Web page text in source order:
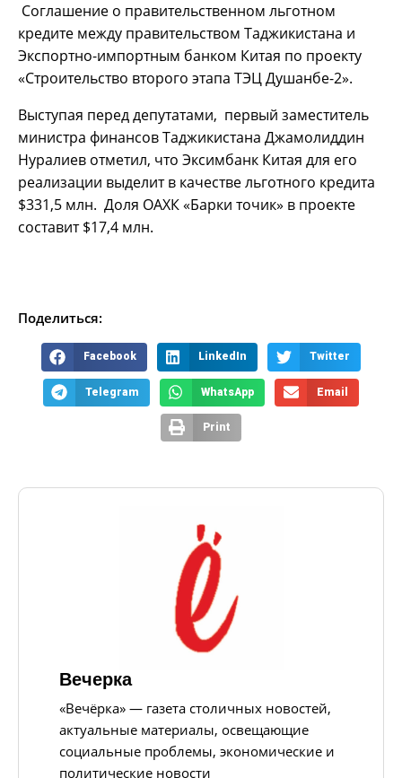
Соглашение о правительственном льготном
кредите между правительством Таджикистана и
Экспортно-импортным банком Китая по проекту
«Строительство второго этапа ТЭЦ Душанбе-2».
Выступая перед депутатами, первый заместитель
министра финансов Таджикистана Джамолиддин
Нуралиев отметил, что Эксимбанк Китая для его
реализации выделит в качестве льготного кредита
$331,5 млн. Доля ОАХК «Барки точик» в проекте
составит $17,4 млн.
Поделиться:
Facebook LinkedIn Twitter
Telegram WhatsApp Email
Print
Вечерка
«Вечёрка» — газета столичных новостей,
актуальные материалы, освещающие
социальные проблемы, экономические и
политические новости